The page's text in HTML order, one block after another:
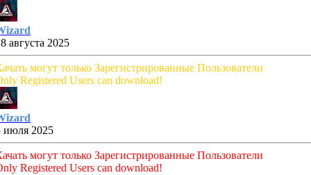
августа 2025
могут только Зарегистрированные Пользователи
Registered Users can download!
июля 2025
могут только Зарегистрированные Пользователи
Registered Users can download!